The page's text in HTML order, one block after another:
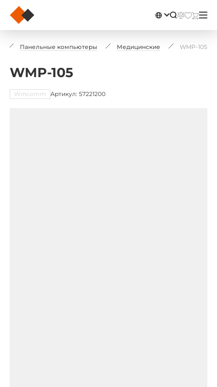
Панельные компьютеры Медицинские WMP-105
WMP-105
Wincomm Артикул: 57221200